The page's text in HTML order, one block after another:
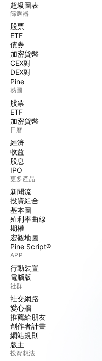
超級圖表
篩選器
股票
ETF
債券
加密貨幣
CEX對
DEX對
Pine
熱圖
股票
ETF
加密貨幣
日曆
經濟
收益
股息
IPO
更多產品
新聞流
投資組合
基本圖
殖利率曲線
期權
宏觀地圖
Pine Script®
APP
行動裝置
電腦版
社群
社交網路
愛心牆
推薦給朋友
創作者計畫
網站規則
版主
投資想法